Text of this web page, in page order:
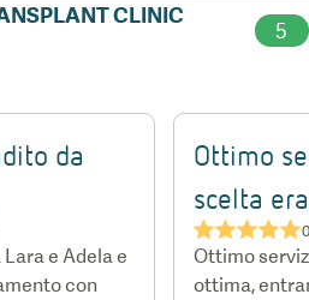
CLINIC
5
da
e Adela e
con
Ottimo
scelta
★★★★★
Ottimo
ottima,